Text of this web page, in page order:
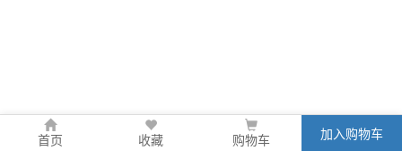
首页 收藏 购物车 加入购物车